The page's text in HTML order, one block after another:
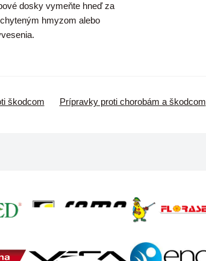
dosky vymeňte hneď za
hmyzom alebo
škodcom Prípravky proti chorobám a škodcom